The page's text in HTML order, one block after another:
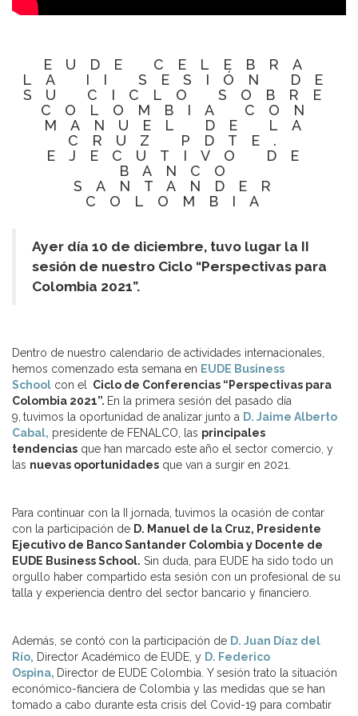
EUDE CELEBRA
LA II SESIÓN DE
SU CICLO SOBRE
COLOMBIA CON
MANUEL DE LA
CRUZ PDTE.
EJECUTIVO DE
BANCO
SANTANDER
COLOMBIA
Ayer día 10 de diciembre, tuvo lugar la II
sesión de nuestro Ciclo “Perspectivas para
Colombia 2021”.
Dentro de nuestro calendario de actividades internacionales,
hemos comenzado esta semana en EUDE Business
School con el
Ciclo de Conferencias “Perspectivas para
Colombia 2021”. En la primera sesión del pasado día
9, tuvimos la oportunidad de analizar junto a D. Jaime Alberto
Cabal, presidente de FENALCO, las principales
tendencias que han marcado este año el sector comercio, y
las nuevas oportunidades que van a surgir en 2021.
Para continuar con la II jornada, tuvimos la ocasión de contar
con la participación de D. Manuel de la Cruz, Presidente
Ejecutivo de Banco Santander Colombia y Docente de
EUDE Business School. Sin duda, para EUDE ha sido todo un
orgullo haber compartido esta sesión con un profesional de su
talla y experiencia dentro del sector bancario y financiero.
Además, se contó con la participación de D. Juan Díaz del
Río, Director Académico de EUDE, y D. Federico
Ospina, Director de EUDE Colombia. Y sesión trato la situación
económico-fianciera de Colombia y las medidas que se han
tomado a cabo durante esta crisis del Covid-19 para combatir